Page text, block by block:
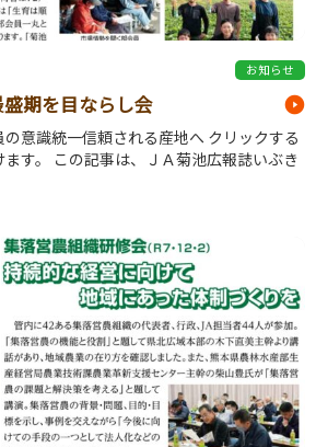
お知らせ
期を目ならし会
意識統一信頼される産地へ クリックする
す。 この記事は、ＪＡ菊池広報誌いぶき